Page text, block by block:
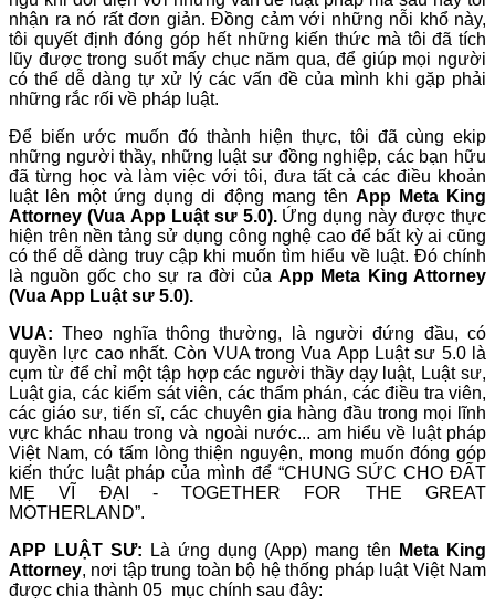
nhận ra nó rất đơn giản. Đồng cảm với những nỗi khổ này,
tôi quyết định đóng góp hết những kiến thức mà tôi đã tích
lũy được trong suốt mấy chục năm qua, để giúp mọi người
có thể dễ dàng tự xử lý các vấn đề của mình khi gặp phải
những rắc rối về pháp luật.
Để biến ước muốn đó thành hiện thực, tôi đã cùng ekip
những người thầy, những luật sư đồng nghiệp, các bạn hữu
đã từng học và làm việc với tôi, đưa tất cả các điều khoản
luật lên một ứng dụng di động mang tên App Meta King
Attorney (Vua App Luật sư 5.0). Ứng dụng này được thực
hiện trên nền tảng sử dụng công nghệ cao để bất kỳ ai cũng
có thể dễ dàng truy cập khi muốn tìm hiểu về luật. Đó chính
là nguồn gốc cho sự ra đời của App Meta King Attorney
(Vua App Luật sư 5.0).
VUA:Theo nghĩa thông thường, là người đứng đầu, có
quyền lực cao nhất. Còn VUA trong Vua App Luật sư 5.0 là
cụm từ để chỉ một tập hợp các người thầy dạy luật, Luật sư,
Luật gia, các kiểm sát viên, các thẩm phán, các điều tra viên,
các giáo sư, tiến sĩ, các chuyên gia hàng đầu trong mọi lĩnh
vực khác nhau trong và ngoài nước... am hiểu về luật pháp
Việt Nam, có tấm lòng thiện nguyện, mong muốn đóng góp
kiến thức luật pháp của mình để “CHUNG SỨC CHO ĐẤT
MẸ VĨ ĐẠI - TOGETHER FOR THE GREAT
MOTHERLAND”.
APP LUẬT SƯ:
Là ứng dụng (App) mang tên Meta King
Attorney, nơi tập trung toàn bộ hệ thống pháp luật Việt Nam
được chia thành 05 mục chính sau đây: